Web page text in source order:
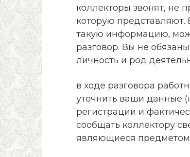
коллекторы звонят, не
которую представляют.
такую информацию,
разговор. Вы не
личность и род
в ходе разговора
уточнить ваши данные
регистрации и
сообщать коллектору
являющиеся